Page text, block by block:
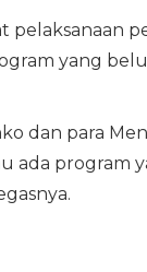
yang
dan para
ada program